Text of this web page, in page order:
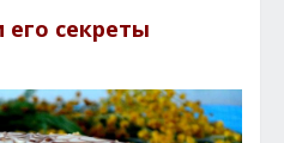
его секреты